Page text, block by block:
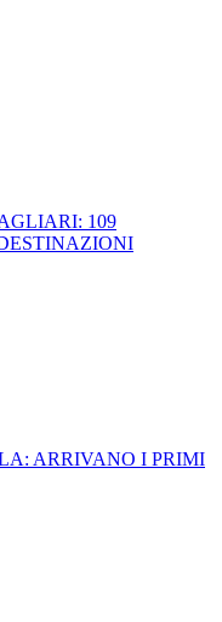
109
ARRIVANO I PRIMI